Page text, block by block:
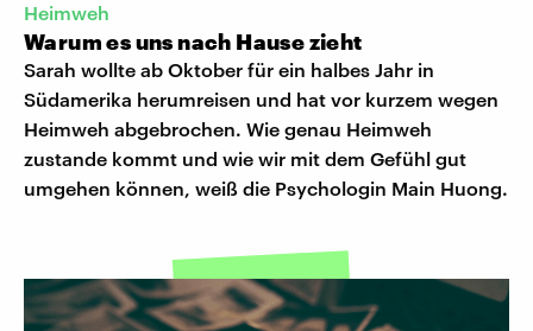
Heimweh
Warum es uns nach Hause zieht
Sarah wollte ab Oktober für ein halbes Jahr in
Südamerika herumreisen und hat vor kurzem wegen
Heimweh abgebrochen. Wie genau Heimweh
zustande kommt und wie wir mit dem Gefühl gut
umgehen können, weiß die Psychologin Main Huong.